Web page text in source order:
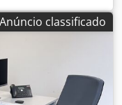
e lâmpadas -
cada, tamanho
Dimensões de
kg Cjdpfx Ajckp
Anúncio classificado